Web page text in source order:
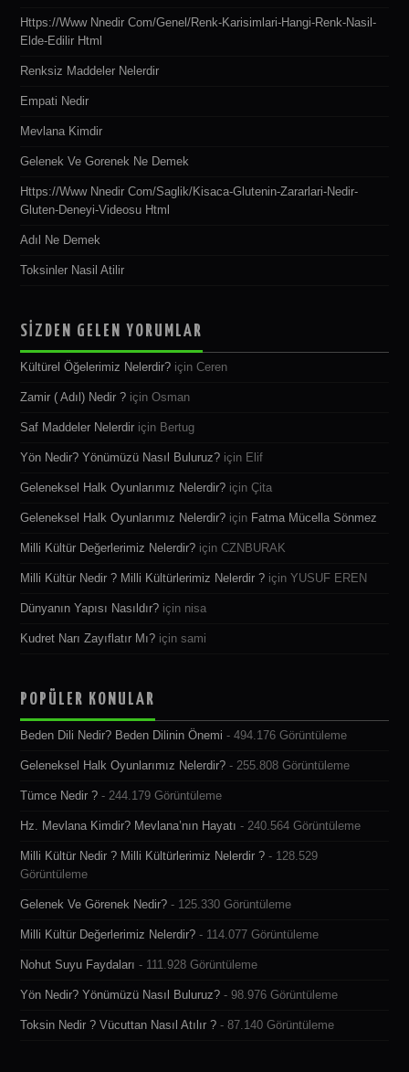
Https://www Nnedir Com/genel/renk-Karisimlari-Hangi-Renk-Nasil-
Elde-Edilir Html
Renksiz Maddeler Nelerdir
Empati Nedir
Mevlana Kimdir
Gelenek Ve Gorenek Ne Demek
Https://www Nnedir Com/saglik/kisaca-Glutenin-Zararlari-Nedir-
Gluten-Deneyi-Videosu Html
Adıl Ne Demek
Toksinler Nasil Atilir
SİZDEN GELEN YORUMLAR
Kültürel Öğelerimiz Nelerdir? içinCeren
Zamir ( Adıl) Nedir ? içinOsman
Saf Maddeler Nelerdir için Bertug
Yön Nedir? Yönümüzü Nasıl Buluruz? için Elif
Geleneksel Halk Oyunlarımız Nelerdir? içinÇita
Geleneksel Halk Oyunlarımız Nelerdir? için Fatma Mücella Sönmez
Milli Kültür Değerlerimiz Nelerdir? içinCZNBURAK
Milli Kültür Nedir ? Milli Kültürlerimiz Nelerdir ? içinYUSUF EREN
Dünyanın Yapısı Nasıldır? için nisa
Kudret Narı Zayıflatır Mı? içinsami
POPÜLER KONULAR
Beden Dili Nedir? Beden Dilinin Önemi - 494.176 Görüntüleme
Geleneksel Halk Oyunlarımız Nelerdir? - 255.808 Görüntüleme
Tümce Nedir ? - 244.179 Görüntüleme
Hz. Mevlana Kimdir? Mevlana’nın Hayatı - 240.564 Görüntüleme
Milli Kültür Nedir ? Milli Kültürlerimiz Nelerdir ? - 128.529
Görüntüleme
Gelenek Ve Görenek Nedir? - 125.330 Görüntüleme
Milli Kültür Değerlerimiz Nelerdir? - 114.077 Görüntüleme
Nohut Suyu Faydaları - 111.928 Görüntüleme
Yön Nedir? Yönümüzü Nasıl Buluruz? - 98.976 Görüntüleme
Toksin Nedir ? Vücuttan Nasıl Atılır ? - 87.140 Görüntüleme